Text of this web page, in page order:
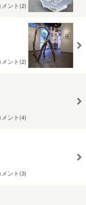
メント(2)
メント(2)
メント(4)
メント(3)